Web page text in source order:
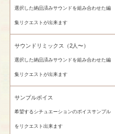
選択した納品済みサウンドを組み合わせた編
集リクエストが出来ます
サウンドリミックス（2人〜）
選択した納品済みサウンドを組み合わせた編
集リクエストが出来ます
サンプルボイス
希望するシチュエーションのボイスサンプル
をリクエスト出来ます